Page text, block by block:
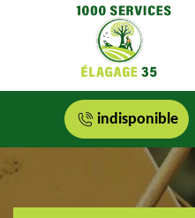
indisponible